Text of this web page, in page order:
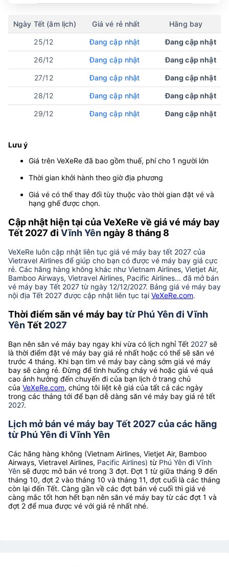
Ngày Tết (âm lịch) Giá vé rẻ nhất Hãng bay
25/12 Đang cập nhật Đang cập nhật
26/12 Đang cập nhật Đang cập nhật
27/12 Đang cập nhật Đang cập nhật
28/12 Đang cập nhật Đang cập nhật
29/12 Đang cập nhật Đang cập nhật
Lưu ý
Giá trên VeXeRe đã bao gồm thuế, phí cho 1 người lớn
Thời gian khởi hành theo giờ địa phương
Giá vé có thể thay đổi tùy thuộc vào thời gian đặt vé và
hạng ghế được chọn.
Cập nhật hiện tại của VeXeRe về giá vé máy bay
Tết 2027 đi Vĩnh Yên ngày 8 tháng 8
VeXeRe luôn cập nhật liên tục giá vé máy bay tết 2027 của
Vietravel Airlines để giúp cho bạn có được vé máy bay giá cực
rẻ. Các hãng hàng không khác như Vietnam Airlines, Vietjet Air,
Bamboo Airways, Vietravel Airlines, Pacific Airlines... đã mở bán
vé máy bay Tết 2027 từ ngày 12/12/2027. Bảng giá vé máy bay
nội địa Tết 2027 được cập nhật liên tục tại VeXeRe.com.
Thời điểm săn vé máy bay từ Phú Yên đi Vĩnh
YênTết 2027
Bạn nên săn vé máy bay ngay khi vừa có lịch nghỉ Tết 2027 sẽ
là thời điểm đặt vé máy bay giá rẻ nhất hoặc có thể sẽ săn vé
trước 4 tháng. Khi bạn tìm vé máy bay càng sớm giá vé máy
bay sẽ càng rẻ. Đừng để tình huống cháy vé hoặc giá vé quá
cao ảnh hưởng đến chuyến đi của bạn lịch ở trang chủ
của VeXeRe.com, chúng tôi liệt kê giá của tất cả các ngày
trong các tháng tới để bạn dễ dàng săn vé máy bay giá rẻ tết
2027.
Lịch mở bán vé máy bay Tết 2027 của các hãng
từ Phú Yên đi Vĩnh Yên
Các hãng hàng không (Vietnam Airlines, Vietjet Air, Bamboo
Airways, Vietravel Airlines, Pacific Airlines) từ Phú Yên đi Vĩnh
Yên sẽ được mở bán vé trong 3 đợt. Đợt 1 từ giữa tháng 9 đến
tháng 10, đợt 2 vào tháng 10 và tháng 11, đợt cuối là các tháng
còn lại đến Tết. Càng gần về các đợt bán vé cuối thì giá vé
càng mắc tốt hơn hết bạn nên săn vé máy bay từ các đợt 1 và
đợt 2 để mua được vé với giá rẻ nhất nhé.